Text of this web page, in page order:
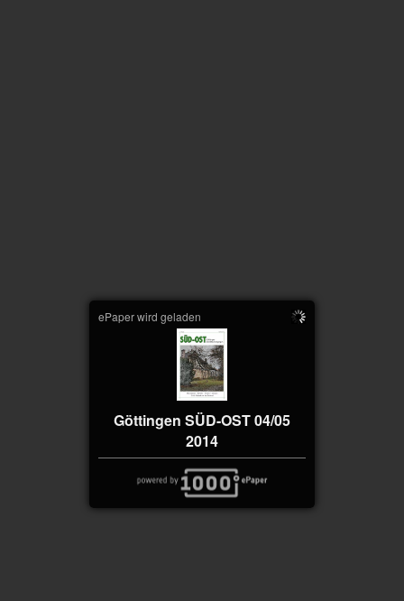
ePaper wird geladen
Göttingen SÜD-OST 04/05
2014